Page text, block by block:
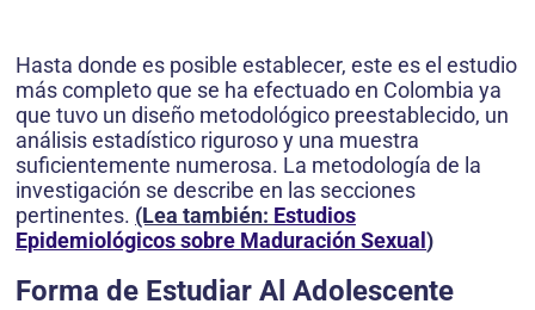
Hasta donde es posible establecer, este es el estudio
más completo que se ha efectuado en Colombia ya
que tuvo un diseño metodológico preestablecido, un
análisis estadístico riguroso y una muestra
suficientemente numerosa. La metodología de la
investigación se describe en las secciones
pertinentes. (Lea también: Estudios
Epidemiológicos sobre Maduración Sexual )
Forma de Estudiar Al Adolescente